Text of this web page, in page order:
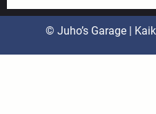
© Juho’s Garage |